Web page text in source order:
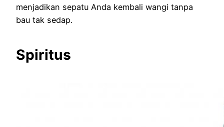
menjadikan sepatu Anda kembali wangi tanpa
bau tak sedap.
Spiritus